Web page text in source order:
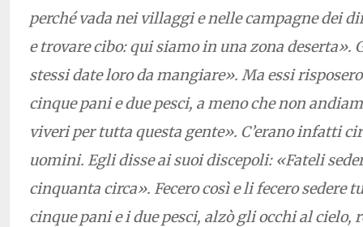
perché vada nei villaggi e nelle campagne dei
e trovare cibo: qui siamo in una zona deserta».
stessi date loro da mangiare». Ma essi
cinque pani e due pesci, a meno che non
viveri per tutta questa gente». C’erano infatti
uomini. Egli disse ai suoi discepoli: «Fateli
cinquanta circa». Fecero così e li fecero sedere
cinque pani e i due pesci, alzò gli occhi al cielo,